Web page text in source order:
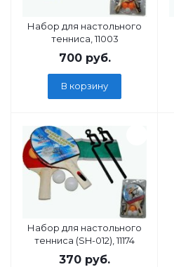
Набор для настольного
тенниса, 11003
700руб.
В корзину
Набор для настольного
тенниса (SH-012), 11174
370 руб.